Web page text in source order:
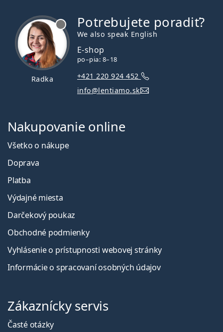
Radka
Potrebujete poradiť?
We also speak English
E-shop
po–pia: 8–18
+421 220 924 452
info@lentiamo.sk
Nakupovanie online
Všetko o nákupe
Doprava
Platba
Výdajné miesta
Darčekový poukaz
Obchodné podmienky
Vyhlásenie o prístupnosti webovej stránky
Informácie o spracovaní osobných údajov
Zákaznícky servis
Časté otázky